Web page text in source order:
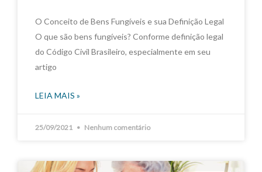
O Conceito de Bens Fungíveis e sua Definição Legal
O que são bens fungíveis? Conforme definição legal
do Código Civil Brasileiro, especialmente em seu
artigo
LEIA MAIS »
25/09/2021 Nenhum comentário